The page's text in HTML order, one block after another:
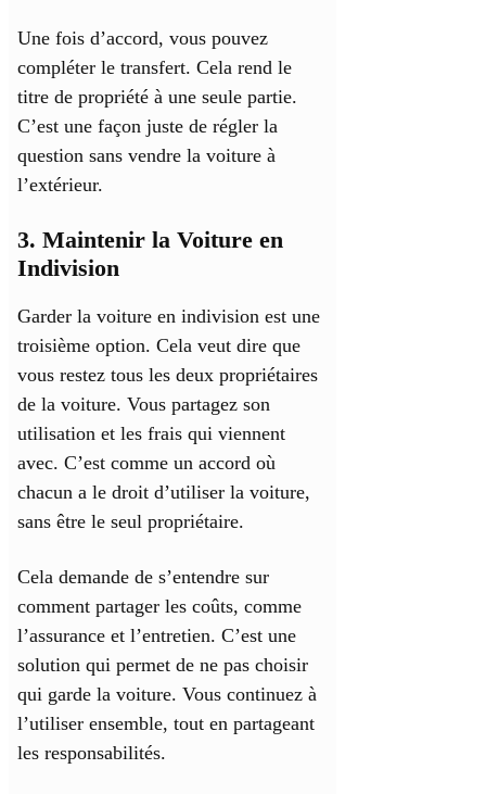
Une fois d’accord, vous pouvez
compléter le transfert. Cela rend le
titre de propriété à une seule partie.
C’est une façon juste de régler la
question sans vendre la voiture à
l’extérieur.
3. Maintenir la Voiture en
Indivision
Garder la voiture en indivision est une
troisième option. Cela veut dire que
vous restez tous les deux propriétaires
de la voiture. Vous partagez son
utilisation et les frais qui viennent
avec. C’est comme un accord où
chacun a le droit d’utiliser la voiture,
sans être le seul propriétaire.
Cela demande de s’entendre sur
comment partager les coûts, comme
l’assurance et l’entretien. C’est une
solution qui permet de ne pas choisir
qui garde la voiture. Vous continuez à
l’utiliser ensemble, tout en partageant
les responsabilités.